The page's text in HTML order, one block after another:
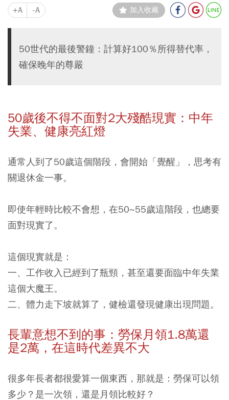
+A -A 加入收藏
50世代的最後警鐘：計算好100％所得替代率，
確保晚年的尊嚴
50歲後不得不面對2大殘酷現實：中年
失業、健康亮紅燈
通常人到了50歲這個階段，會開始「覺醒」，思考有
關退休金一事。
即使年輕時比較不會想，在50~55歲這階段，也總要
面對現實了。
這個現實就是：
一、工作收入已經到了瓶頸，甚至還要面臨中年失業
這個大魔王。
二、體力走下坡就算了，健檢還發現健康出現問題。
長輩意想不到的事：勞保月領1.8萬還
是2萬，在這時代差異不大
很多年長者都很愛算一個東西，那就是：勞保可以領
多少？是一次領，還是月領比較好？